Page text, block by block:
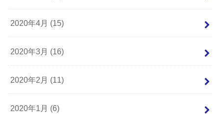
2020年4月 (15)
2020年3月 (16)
2020年2月 (11)
2020年1月 (6)